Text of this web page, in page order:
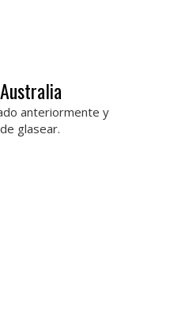
anteriormente y
glasear.